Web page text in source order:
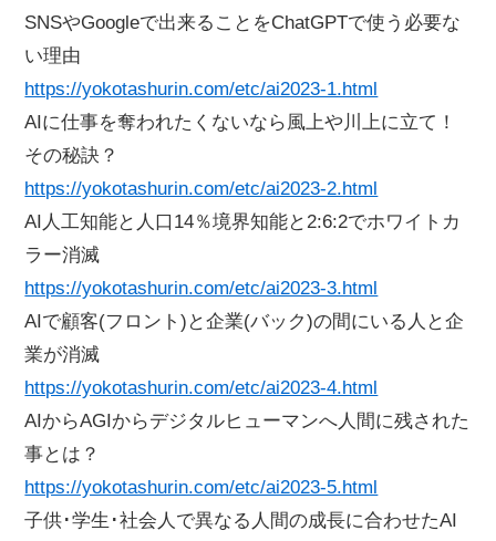
SNSやGoogleで出来ることをChatGPTで使う必要な
い理由
https://yokotashurin.com/etc/ai2023-1.html
AIに仕事を奪われたくないなら風上や川上に立て！
その秘訣？
https://yokotashurin.com/etc/ai2023-2.html
AI人工知能と人口14％境界知能と2:6:2でホワイトカ
ラー消滅
https://yokotashurin.com/etc/ai2023-3.html
AIで顧客(フロント)と企業(バック)の間にいる人と企
業が消滅
https://yokotashurin.com/etc/ai2023-4.html
AIからAGIからデジタルヒューマンへ人間に残された
事とは？
https://yokotashurin.com/etc/ai2023-5.html
子供･学生･社会人で異なる人間の成長に合わせたAI